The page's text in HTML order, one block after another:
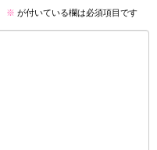
※ が付いている欄は必須項目です